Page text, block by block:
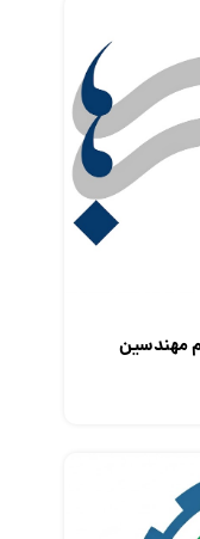
مهندسین